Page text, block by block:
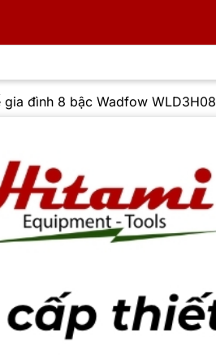
gia đình 8 bậc Wadfow WLD3H08